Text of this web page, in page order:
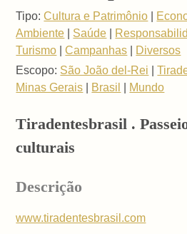
Tipo: Cultura e Patrimônio
Ambiente
Saúde
Turismo |Campanhas
Diversos
Escopo: São João del-Rei |
Minas Gerais
Brasil Mundo
Tiradentesbrasil .
culturais
Descrição
www.tiradentesbrasil.com